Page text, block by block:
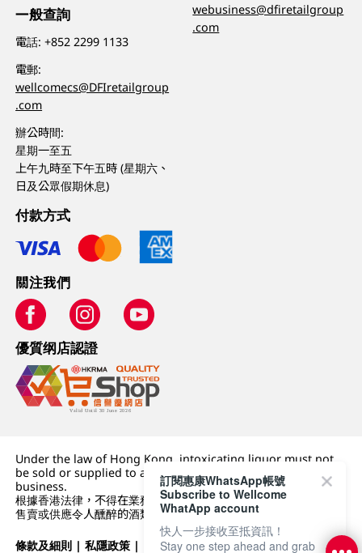
一般查詢
電話:+852 2299 1133
電郵:
wellcomecs@DFIretailgroup
.com
辦公時間:
星期一至五
上午九時至下午五時 (星期六、
日及公眾假期休息)
webusiness@dfiretailgroup
.com
付款方式
關注我們
優質纲店認證
Under the law of Hong Kong, intoxicating liquor must not
be sold or supplied to a minor (under 18) in the course of
business.
根據香港法律，不得在業務過程中，向未成年人 (18 歲以下人士)
售賣或供應令人醺醉的酒類。
條款及細則 |私隱政策 | DFI零售集團
訂閱惠康WhatsApp帳號
Subscribe to Wellcome
WhatApp account
快人一步接收至抵資訊！
Stay one step ahead and grab